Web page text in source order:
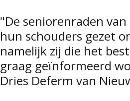
"De seniorenraden
hun schouders gezet
namelijk zij die het
graag geïnformeerd
Dries Deferm van